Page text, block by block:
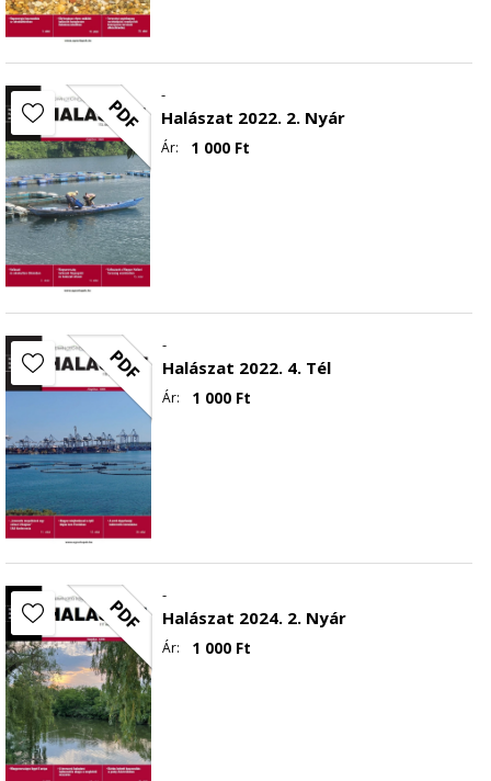
PDF -
Halászat 2022. 2. Nyár
Ár: 1 000 Ft
PDF -
Halászat 2022. 4. Tél
Ár: 1 000 Ft
PDF -
Halászat 2024. 2. Nyár
Ár: 1 000 Ft